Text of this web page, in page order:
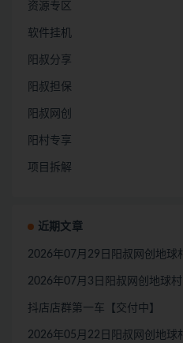
资源专区
软件挂机
阳叔分享
阳叔担保
阳叔网创
阳村专享
项目拆解
近期文章
2026年07月29日阳叔网创地球
2026年07月3日阳叔网创地球
抖店店群第一车【交付中】
2026年05月22日阳叔网创地球